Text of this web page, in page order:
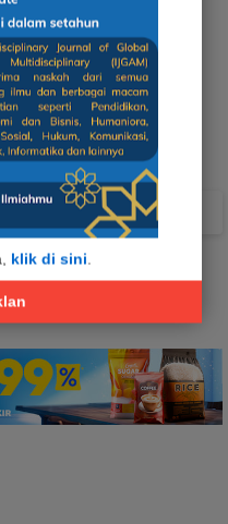
klik di sini
Whatsapp